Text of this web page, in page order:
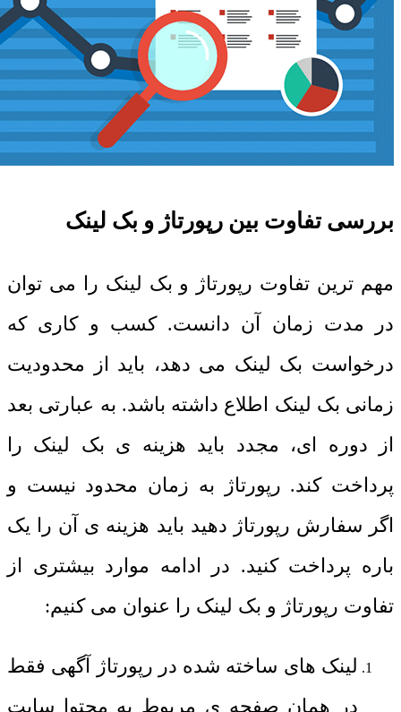
بررسی تفاوت بین رپورتاژ و بک لینک
مهم ترین تفاوت رپورتاژ و بک لینک را می توان
در مدت زمان آن دانست. کسب و کاری که
درخواست بک لینک می دهد، باید از محدودیت
زمانی بک لینک اطلاع داشته باشد. به عبارتی بعد
از دوره ای، مجدد باید هزینه ی بک لینک را
پرداخت کند. رپورتاژ به زمان محدود نیست و
اگر سفارش رپورتاژ دهید باید هزینه ی آن را یک
باره پرداخت کنید. در ادامه موارد بیشتری از
تفاوت رپورتاژ و بک لینک را عنوان می کنیم:
لینک های ساخته شده در رپورتاژ آگهی فقط
در همان صفحه ی مربوط به محتوا سایت